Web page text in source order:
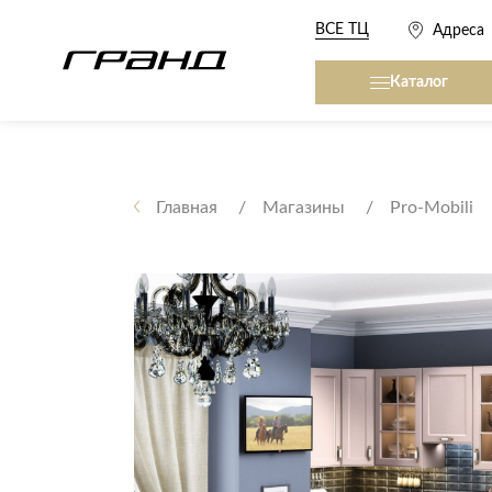
ВСЕ ТЦ Адреса
Каталог
Кофейные столики
Обеденные столы
Письменные столы
Приставные столики
Сервировочные столики
Туалетные столики
сна
Товары для сна
Кухонные
Мягкая мебель
Диваны
Главная Магазины Pro-Mobili